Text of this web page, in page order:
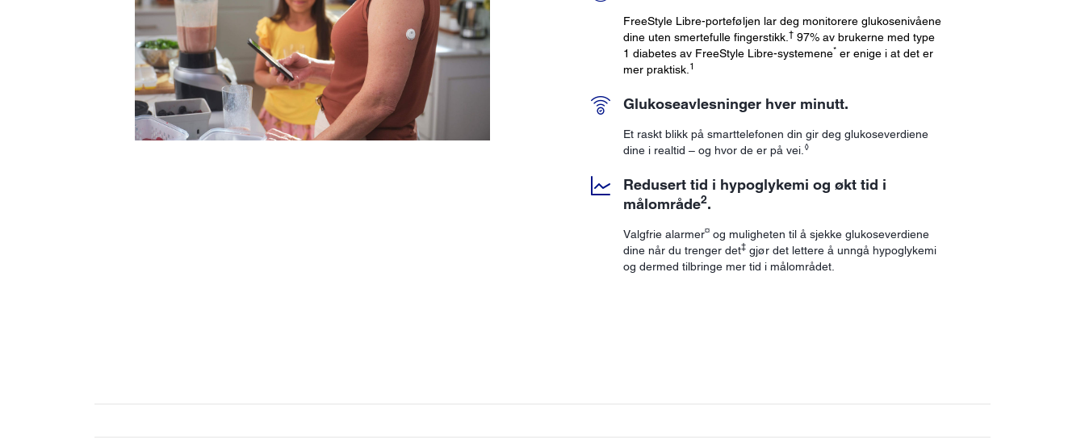
FreeStyle Libre-porteføljen lar deg monitorere glukosenivåene
dine uten smertefulle fingerstikk. † 97% av brukerne med type
1 diabetes av FreeStyle Libre-systemene* er enige i at det er
mer praktisk. 1
Glukoseavlesninger hver minutt.
Et raskt blikk på smarttelefonen din gir deg glukoseverdiene
dine i realtid – og hvor de er på vei. ◊
Redusert tid i hypoglykemi og økt tid i
målområde2.
Valgfrie alarmer¤ og muligheten til å sjekke glukoseverdiene
dine når du trenger det‡ gjør det lettere å unngå hypoglykemi
og dermed tilbringe mer tid i målområdet.